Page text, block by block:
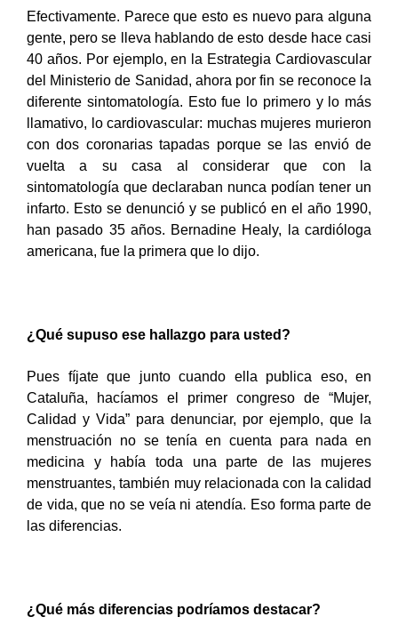
Efectivamente. Parece que esto es nuevo para alguna
gente, pero se lleva hablando de esto desde hace casi
40 años. Por ejemplo, en la Estrategia Cardiovascular
del Ministerio de Sanidad, ahora por fin se reconoce la
diferente sintomatología. Esto fue lo primero y lo más
llamativo, lo cardiovascular: muchas mujeres murieron
con dos coronarias tapadas porque se las envió de
vuelta a su casa al considerar que con la
sintomatología que declaraban nunca podían tener un
infarto. Esto se denunció y se publicó en el año 1990,
han pasado 35 años. Bernadine Healy, la cardióloga
americana, fue la primera que lo dijo.
¿Qué supuso ese hallazgo para usted?
Pues fíjate que junto cuando ella publica eso, en
Cataluña, hacíamos el primer congreso de “Mujer,
Calidad y Vida” para denunciar, por ejemplo, que la
menstruación no se tenía en cuenta para nada en
medicina y había toda una parte de las mujeres
menstruantes, también muy relacionada con la calidad
de vida, que no se veía ni atendía. Eso forma parte de
las diferencias.
¿Qué más diferencias podríamos destacar?